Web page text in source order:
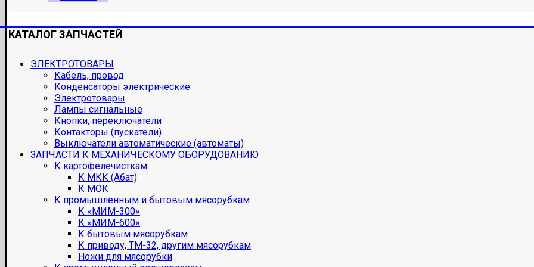
КАТАЛОГ ЗАПЧАСТЕЙ
ЭЛЕКТРОТОВАРЫ
Кабель, провод
Конденсаторы электрические
Электротовары
Лампы сигнальные
Кнопки, переключатели
Контакторы (пускатели)
Выключатели автоматические (автоматы)
ЗАПЧАСТИ К МЕХАНИЧЕСКОМУ ОБОРУДОВАНИЮ
К картофелечисткам
К МКК (Абат)
К МОК
К промышленным и бытовым мясорубкам
К «МИМ-300»
К «МИМ-600»
К бытовым мясорубкам
К приводу, ТМ-32, другим мясорубкам
Ножи для мясорубки